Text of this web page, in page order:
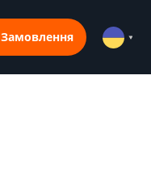
Замовлення